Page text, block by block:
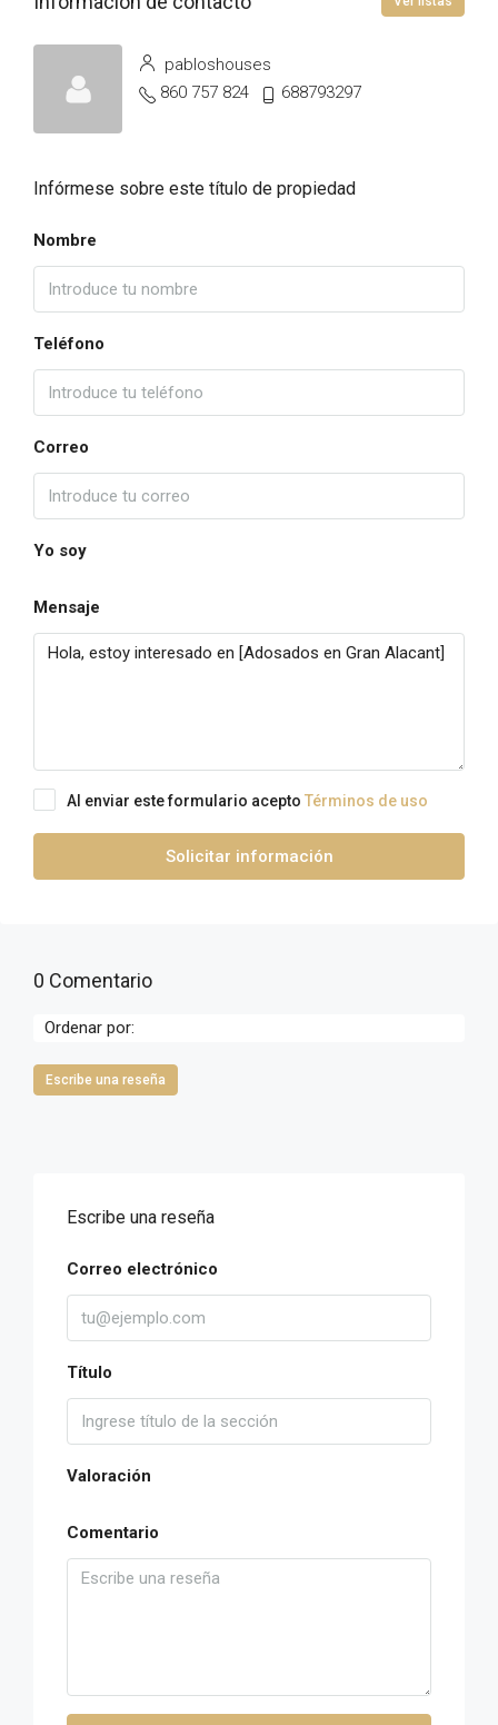
pabloshouses
860 757 824
688793297
Infórmese sobre este título de propiedad
Nombre
Teléfono
Correo
Yo soy
Mensaje
Al enviar este formulario acepto Términos de uso
Solicitar información
0 Comentario
Ordenar por:
Escribe una reseña
Escribe una reseña
Correo electrónico
Título
Valoración
Comentario